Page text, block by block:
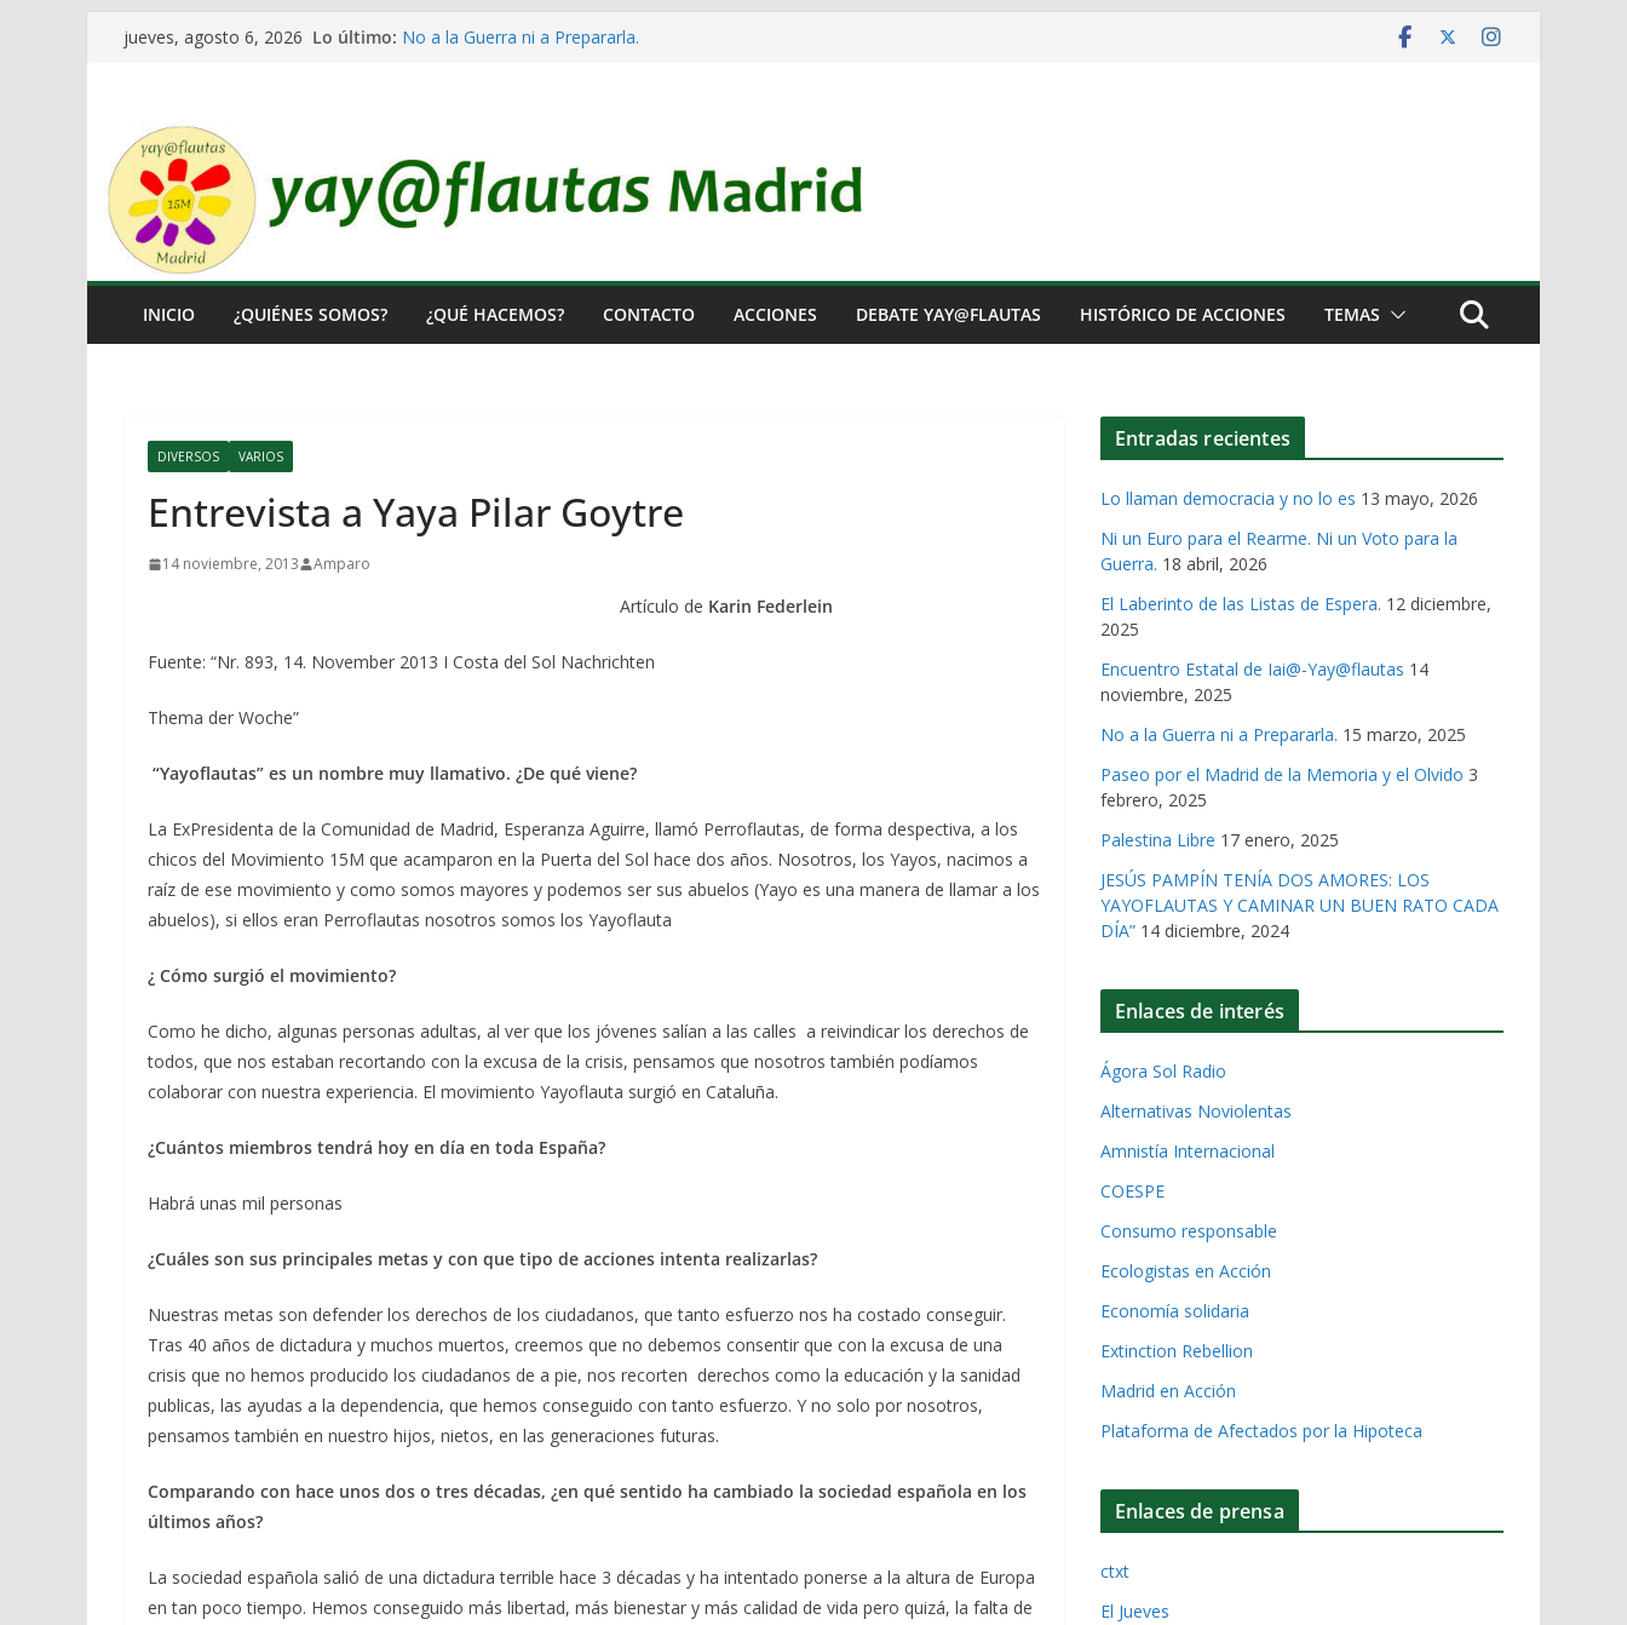
Saltarjueves, agosto 6, 2026 Lo último: No a la Guerra ni a Prepararla.
INICIO ¿QUIÉNES SOMOS? ¿QUÉ HACEMOS? CONTACTO ACCIONES DEBATE YAY@FLAUTAS HISTÓRICO DE ACCIONES TEMAS
DIVERSOS VARIOS
Entrevista a Yaya Pilar Goytre
14 noviembre, 2013 Amparo
Artículo de Karin Federlein
Fuente: “Nr. 893, 14. November 2013 I Costa del Sol Nachrichten
Thema der Woche”
“Yayoflautas” es un nombre muy llamativo. ¿De qué viene?
La ExPresidenta de la Comunidad de Madrid, Esperanza Aguirre, llamó Perroflautas, de forma despectiva, a los
chicos del Movimiento 15M que acamparon en la Puerta del Sol hace dos años. Nosotros, los Yayos, nacimos a
raíz de ese movimiento y como somos mayores y podemos ser sus abuelos (Yayo es una manera de llamar a los
abuelos), si ellos eran Perroflautas nosotros somos los Yayoflauta
¿ Cómo surgió el movimiento?
Como he dicho, algunas personas adultas, al ver que los jóvenes salían a las calles a reivindicar los derechos de
todos, que nos estaban recortando con la excusa de la crisis, pensamos que nosotros también podíamos
colaborar con nuestra experiencia. El movimiento Yayoflauta surgió en Cataluña.
¿Cuántos miembros tendrá hoy en día en toda España?
Habrá unas mil personas
¿Cuáles son sus principales metas y con que tipo de acciones intenta realizarlas?
Nuestras metas son defender los derechos de los ciudadanos, que tanto esfuerzo nos ha costado conseguir.
Tras 40 años de dictadura y muchos muertos, creemos que no debemos consentir que con la excusa de una
crisis que no hemos producido los ciudadanos de a pie, nos recorten derechos como la educación y la sanidad
publicas, las ayudas a la dependencia, que hemos conseguido con tanto esfuerzo. Y no solo por nosotros,
pensamos también en nuestro hijos, nietos, en las generaciones futuras.
Comparando con hace unos dos o tres décadas, ¿en qué sentido ha cambiado la sociedad española en los
últimos años?
La sociedad española salió de una dictadura terrible hace 3 décadas y ha intentado ponerse a la altura de Europa
en tan poco tiempo. Hemos conseguido más libertad, más bienestar y más calidad de vida pero quizá, la falta de
Entradas recientes
Lo llaman democracia y no lo es 13 mayo, 2026
Ni un Euro para el Rearme. Ni un Voto para la
Guerra. 18 abril, 2026
El Laberinto de las Listas de Espera. 12 diciembre,
2025
Encuentro Estatal de Iai@-Yay@flautas 14
noviembre, 2025
No a la Guerra ni a Prepararla. 15 marzo, 2025
Paseo por el Madrid de la Memoria y el Olvido 3
febrero, 2025
Palestina Libre 17 enero, 2025
JESÚS PAMPÍN TENÍA DOS AMORES: LOS
YAYOFLAUTAS Y CAMINAR UN BUEN RATO CADA
DÍA” 14 diciembre, 2024
Enlaces de interés
Ágora Sol Radio
Alternativas Noviolentas
Amnistía Internacional
COESPE
Consumo responsable
Ecologistas en Acción
Economía solidaria
Extinction Rebellion
Madrid en Acción
Plataforma de Afectados por la Hipoteca
Enlaces de prensa
ctxt
El Jueves